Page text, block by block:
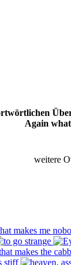
Again
weitere